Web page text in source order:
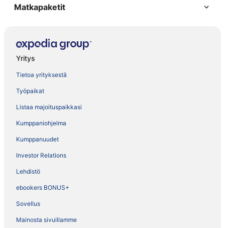
Matkapaketit
Yritys
Tietoa yrityksestä
Työpaikat
Listaa majoituspaikkasi
Kumppaniohjelma
Kumppanuudet
Investor Relations
Lehdistö
ebookers BONUS+
Sovellus
Mainosta sivuillamme